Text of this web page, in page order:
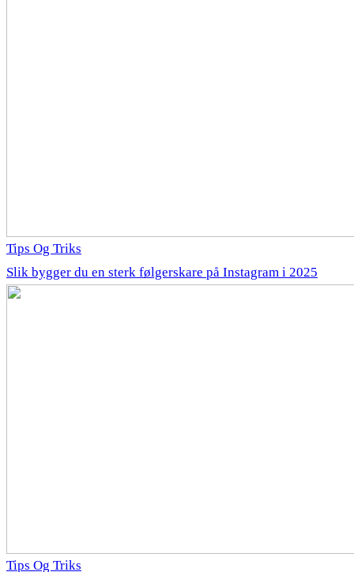
Tips Og Triks
Slik bygger du en sterk følgerskare på Instagram i 2025
Tips Og Triks